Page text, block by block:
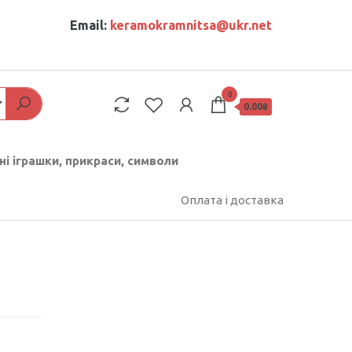
Email: keramokramnitsa@ukr.net
0
0.00₴
іграшки, прикраси, символи
Оплата і доставка